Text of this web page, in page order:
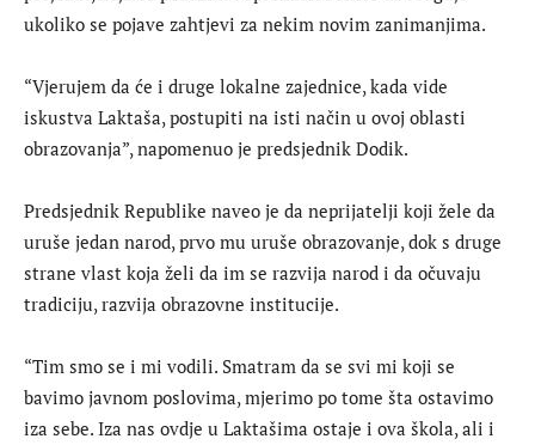
ukoliko se pojave zahtjevi za nekim novim zanimanjima.
“Vjerujem da će i druge lokalne zajednice, kada vide
iskustva Laktaša, postupiti na isti način u ovoj oblasti
obrazovanja”, napomenuo je predsjednik Dodik.
Predsjednik Republike naveo je da neprijatelji koji žele da
uruše jedan narod, prvo mu uruše obrazovanje, dok s druge
strane vlast koja želi da im se razvija narod i da očuvaju
tradiciju, razvija obrazovne institucije.
“Tim smo se i mi vodili. Smatram da se svi mi koji se
bavimo javnom poslovima, mjerimo po tome šta ostavimo
iza sebe. Iza nas ovdje u Laktašima ostaje i ova škola, ali i